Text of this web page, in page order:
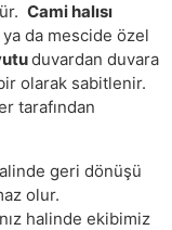
Cami halısı
ya da mescide özel
duvardan duvara
olarak sabitlenir.
tarafından
geri dönüşü
olur.
halinde ekibimiz